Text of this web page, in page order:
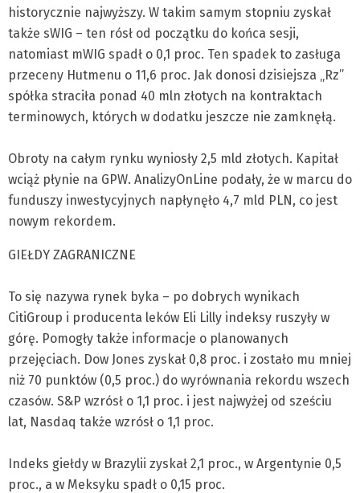
historycznie najwyższy. W takim samym stopniu zyskał
także sWIG – ten rósł od początku do końca sesji,
natomiast mWIG spadł o 0,1 proc. Ten spadek to zasługa
przeceny Hutmenu o 11,6 proc. Jak donosi dzisiejsza „Rz”
spółka straciła ponad 40 mln złotych na kontraktach
terminowych, których w dodatku jeszcze nie zamknęłą.
Obroty na całym rynku wyniosły 2,5 mld złotych. Kapitał
wciąż płynie na GPW. AnalizyOnLine podały, że w marcu do
funduszy inwestycyjnych napłynęło 4,7 mld PLN, co jest
nowym rekordem.
GIEŁDY ZAGRANICZNE
To się nazywa rynek byka – po dobrych wynikach
CitiGroup i producenta leków Eli Lilly indeksy ruszyły w
górę. Pomogły także informacje o planowanych
przejęciach. Dow Jones zyskał 0,8 proc. i zostało mu mniej
niż 70 punktów (0,5 proc.) do wyrównania rekordu wszech
czasów. S&P wzrósł o 1,1 proc. i jest najwyżej od sześciu
lat, Nasdaq także wzrósł o 1,1 proc.
Indeks giełdy w Brazylii zyskał 2,1 proc., w Argentynie 0,5
proc., a w Meksyku spadł o 0,15 proc.